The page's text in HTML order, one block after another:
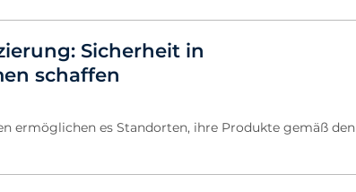
Sicherheit in
schaffen
ermöglichen es Standorten, ihre Produkte gemäß den